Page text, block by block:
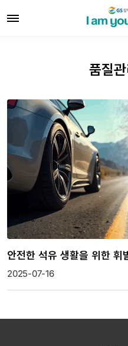
품질
안전한 석유 생활을 위한 휘
2025-07-16